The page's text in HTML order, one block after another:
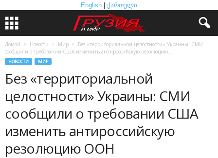
English ქართული
Домой Новости Мир
Без «территориальной целостности» Украины: СМИ
сообщили о требовании США изменить антироссийскую резолюцию...
НОВОСТИ МИР
Без «территориальной
целостности» Украины: СМИ
сообщили о требовании США
изменить антироссийскую
резолюцию ООН